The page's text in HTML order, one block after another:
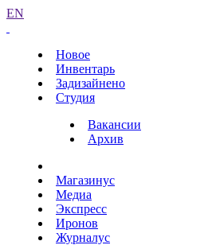
EN
Новое
Инвентарь
Задизайнено
Студия
Вакансии
Архив
Магазинус
Медиа
Экспресс
Иронов
Журналус